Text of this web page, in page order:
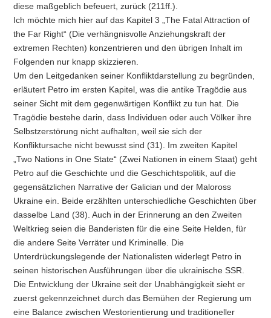
diese maßgeblich befeuert, zurück (211ff.).
Ich möchte mich hier auf das Kapitel 3 „The Fatal Attraction of
the Far Right“ (Die verhängnisvolle Anziehungskraft der
extremen Rechten) konzentrieren und den übrigen Inhalt im
Folgenden nur knapp skizzieren.
Um den Leitgedanken seiner Konfliktdarstellung zu begründen,
erläutert Petro im ersten Kapitel, was die antike Tragödie aus
seiner Sicht mit dem gegenwärtigen Konflikt zu tun hat. Die
Tragödie bestehe darin, dass Individuen oder auch Völker ihre
Selbstzerstörung nicht aufhalten, weil sie sich der
Konfliktursache nicht bewusst sind (31). Im zweiten Kapitel
„Two Nations in One State“ (Zwei Nationen in einem Staat) geht
Petro auf die Geschichte und die Geschichtspolitik, auf die
gegensätzlichen Narrative der Galician und der Maloross
Ukraine ein. Beide erzählten unterschiedliche Geschichten über
dasselbe Land (38). Auch in der Erinnerung an den Zweiten
Weltkrieg seien die Banderisten für die eine Seite Helden, für
die andere Seite Verräter und Kriminelle. Die
Unterdrückungslegende der Nationalisten widerlegt Petro in
seinen historischen Ausführungen über die ukrainische SSR.
Die Entwicklung der Ukraine seit der Unabhängigkeit sieht er
zuerst gekennzeichnet durch das Bemühen der Regierung um
eine Balance zwischen Westorientierung und traditioneller